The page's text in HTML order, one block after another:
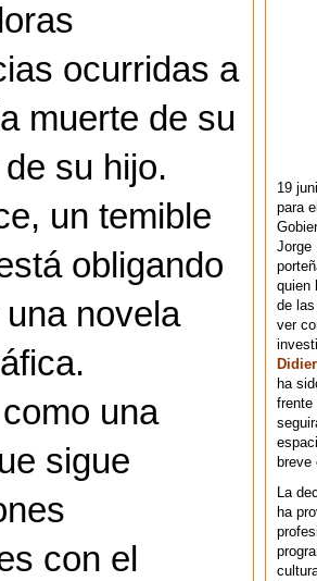
ocurridas a
muerte de su
su hijo.
un temible
obligando
novela
una
sigue
con el
19
para
Jorge
quien
de
ver
Didier
ha
frente
breve
La
ha